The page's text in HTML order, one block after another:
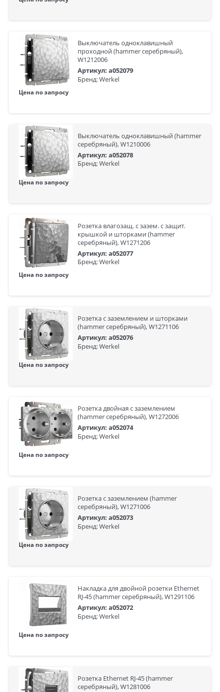
Выключатель одноклавишный
проходной (hammer серебряный),
W1212006
Артикул: a052079
Бренд: Werkel
Цена по запросу
Выключатель одноклавишный (hammer
серебряный), W1210006
Артикул: a052078
Бренд: Werkel
Цена по запросу
Розетка влагозащ. с зазем. с защит.
крышкой и шторками (hammer
серебряный), W1271206
Артикул: a052077
Бренд: Werkel
Цена по запросу
Розетка с заземлением и шторками
(hammer серебряный), W1271106
Артикул: a052076
Бренд: Werkel
Цена по запросу
Розетка двойная с заземлением
(hammer серебряный), W1272006
Артикул: a052074
Бренд: Werkel
Цена по запросу
Розетка с заземлением (hammer
серебряный), W1271006
Артикул: a052073
Бренд: Werkel
Цена по запросу
Накладка для двойной розетки Еthernet
RJ-45 (hammer серебряный), W1291106
Артикул: a052072
Бренд: Werkel
Цена по запросу
Розетка Ethernet RJ-45 (hammer
серебряный), W1281006